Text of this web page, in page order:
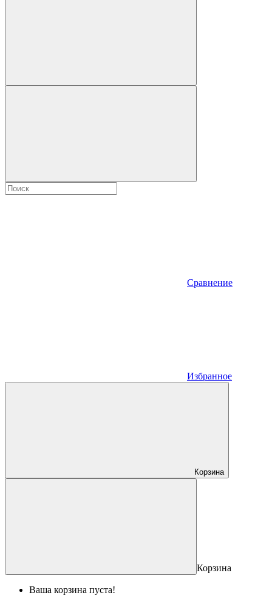
Сравнение
Избранное
Корзина
Корзина
Ваша корзина пуста!